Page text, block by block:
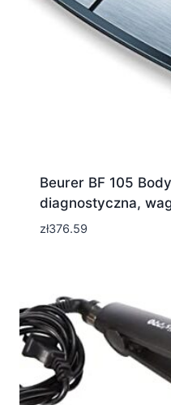
Beurer BF 105
diagnostyczna,
zł376.59